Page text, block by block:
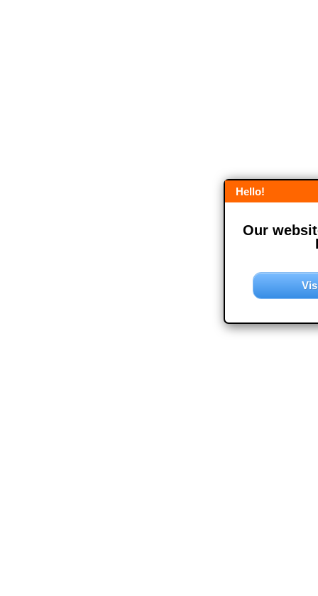
Hello!
Our